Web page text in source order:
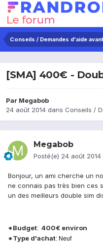
Conseils / Demandes d'aide
[SMA] 400€ -
Par Megabob
24 août 2014 dans Conseils /
Megabob
Posté(e) 24 août 2014
Bonjour, un ami cherche un
ne connais pas très bien ces
un des meilleurs double sim
*Budget: 400€ environ
*Type d'achat: Neuf